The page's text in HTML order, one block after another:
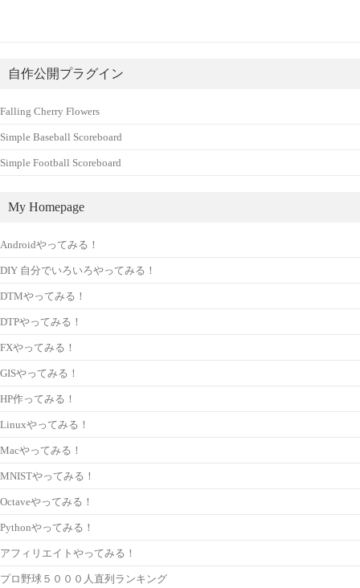
自作公開プラグイン
Falling Cherry Flowers
Simple Baseball Scoreboard
Simple Football Scoreboard
My Homepage
Androidやってみる！
DIY 自分でいろいろやってみる！
DTMやってみる！
DTPやってみる！
FXやってみる！
GISやってみる！
HP作ってみる！
Linuxやってみる！
Macやってみる！
MNISTやってみる！
Octaveやってみる！
Pythonやってみる！
アフィリエイトやってみる！
プロ野球５０００人直列ランキング